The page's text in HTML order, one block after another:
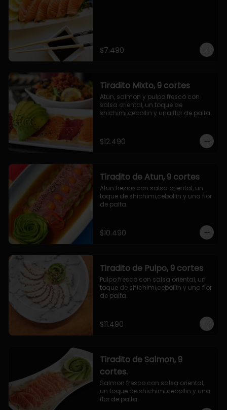
$7.490
Tiradito Mixto, 9 cortes
Atun, salmon y pulpo fresco con
salsa oriental, un toque de
shichimi,cebollin y una flor de palta.
$12.490
Tiradito de Atun, 9 cortes
Atun fresco con salsa oriental, un
toque de shichimi,cebollin y una flor
de palta.
$10.490
Tiradito de Pulpo, 9 cortes
Pulpo fresco con salsa oriental, un
toque de shichimi,cebollin y una flor
de palta.
$11.490
Tiradito de Salmon, 9
cortes.
Salmon fresco con salsa oriental,
un toque de shichimi,cebollin y una
flor de palta.